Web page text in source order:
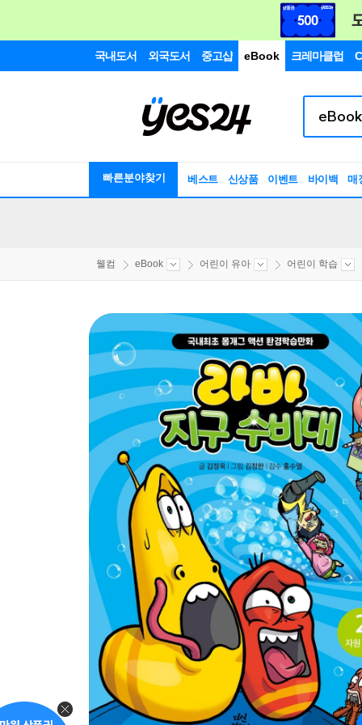
국내도서 외국도서 중고샵 eBook 크레마클럽
빠른분야찾기 베스트 신상품 이벤트 바이백 매
웰컴 eBook 어린이 유아 어린이 학습